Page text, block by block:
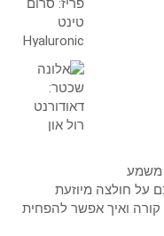
משמע
קורה ואיך אפשר להפחית